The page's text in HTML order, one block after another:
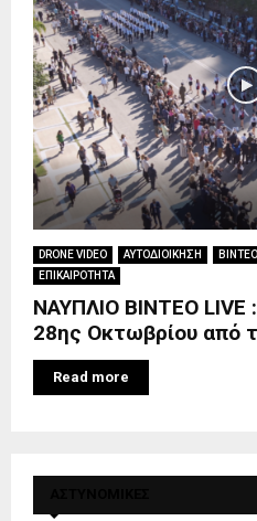
DRONE VIDEO ΑΥΤΟΔΙΟΙΚΗΣΗ
ΕΠΙΚΑΙΡΟΤΗΤΑ
ΝΑΥΠΛΙΟ ΒΙΝΤΕΟ
28ης Οκτωβρίου από
Read more